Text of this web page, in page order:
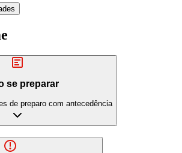
se preparar
de preparo com antecedência